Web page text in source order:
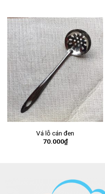
Vá lỗ cán đen
70.000₫